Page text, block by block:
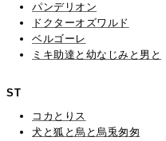
パンデリオン
ドクターオズワルド
ベルゴーレ
ミキ助達と幼なじみと男と
ST
コカとりス
犬と狐と烏と烏兎匆匆